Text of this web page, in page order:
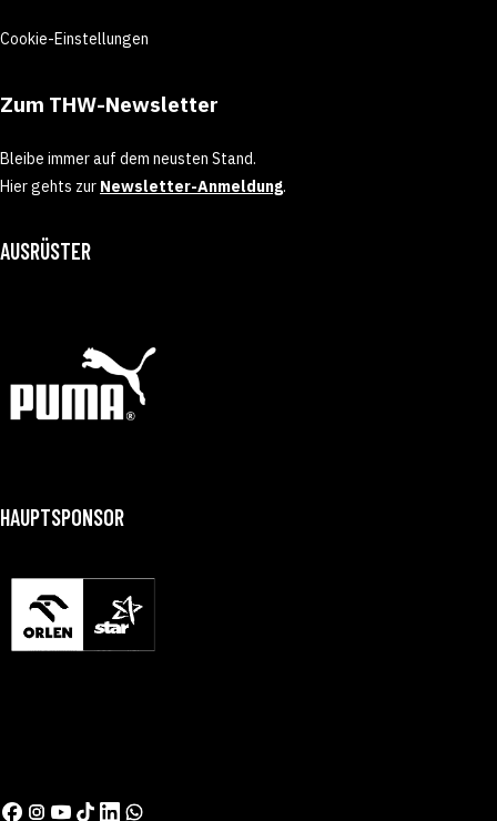
Cookie-Einstellungen
Zum THW-Newsletter
Bleibe immer auf dem neusten Stand.
Hier gehts zur Newsletter-Anmeldung.
AUSRÜSTER
HAUPTSPONSOR